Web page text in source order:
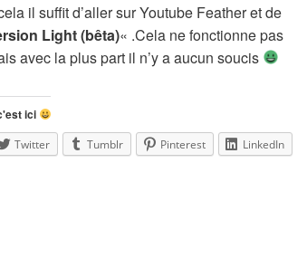
il suffit d’aller sur Youtube Feather et de
Light (bêta)« .Cela ne fonctionne pas
avec la plus part il n’y a aucun soucis
ici
Twitter Tumblr Pinterest
LinkedIn